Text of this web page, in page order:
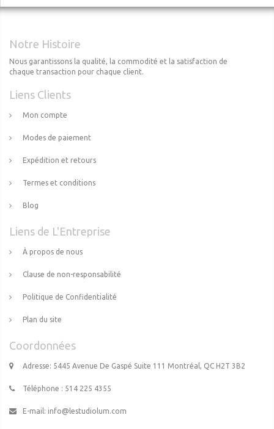
Notre Histoire
Nous garantissons la qualité, la commodité et la satisfaction de
chaque transaction pour chaque client.
Liens Clients
Mon compte
Modes de paiement
Expédition et retours
Termes et conditions
Blog
Liens de L'Entreprise
À propos de nous
Clause de non-responsabilité
Politique de Confidentialité
Plan du site
Coordonnées
Adresse: 5445 Avenue De Gaspé Suite 111 Montréal, QC H2T 3B2
Téléphone : 514 225 4355
E-mail: info@lestudiolum.com